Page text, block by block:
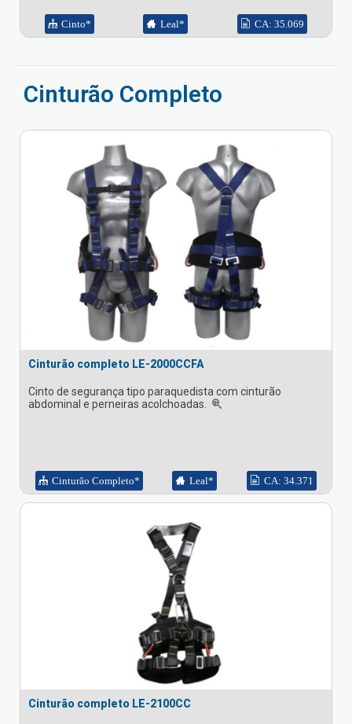
Cinto* Leal* CA: 35.069
Cinturão Completo
Cinturão completo LE-2000CCFA
Cinto de segurança tipo paraquedista com cinturão
abdominal e perneiras acolchoadas.
Cinturão Completo* Leal* CA: 34.371
Cinturão completo LE-2100CC